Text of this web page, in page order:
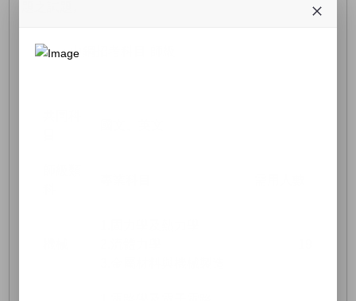
▹中鋼招考科目-師級